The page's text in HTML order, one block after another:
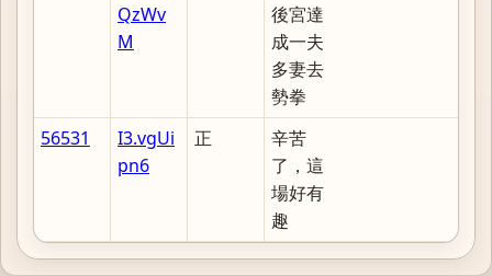
QzWv
M
後宮達
成一夫
多妻去
勢拳
56531
I3.vgUi
pn6
正
辛苦
了，這
場好有
趣